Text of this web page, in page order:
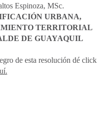
Espinoza, MSc.
URBANA,
TERRITORIAL
DE GUAYAQUIL
de esta resolución dé click